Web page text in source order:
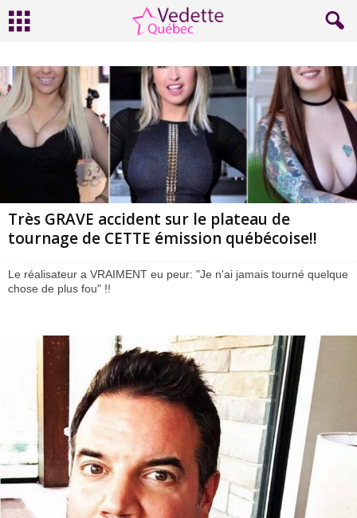
Très GRAVE accident sur le plateau de
tournage de CETTE émission québécoise!!
Le réalisateur a VRAIMENT eu peur: "Je n'ai jamais tourné quelque
chose de plus fou" !!